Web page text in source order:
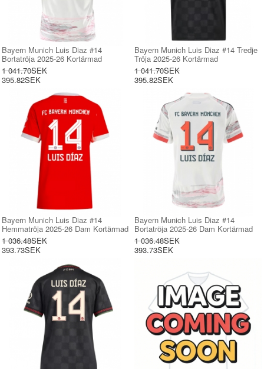
Bayern Munich Luis Diaz #14
Bortatröja 2025-26 Kortärmad
1 041.70SEK
395.82SEK
Bayern Munich Luis Diaz #14 Tredje
Tröja 2025-26 Kortärmad
1 041.70SEK
395.82SEK
Bayern Munich Luis Diaz #14
Hemmatröja 2025-26 Dam Kortärmad
1 036.48SEK
393.73SEK
Bayern Munich Luis Diaz #14
Bortatröja 2025-26 Dam Kortärmad
1 036.48SEK
393.73SEK